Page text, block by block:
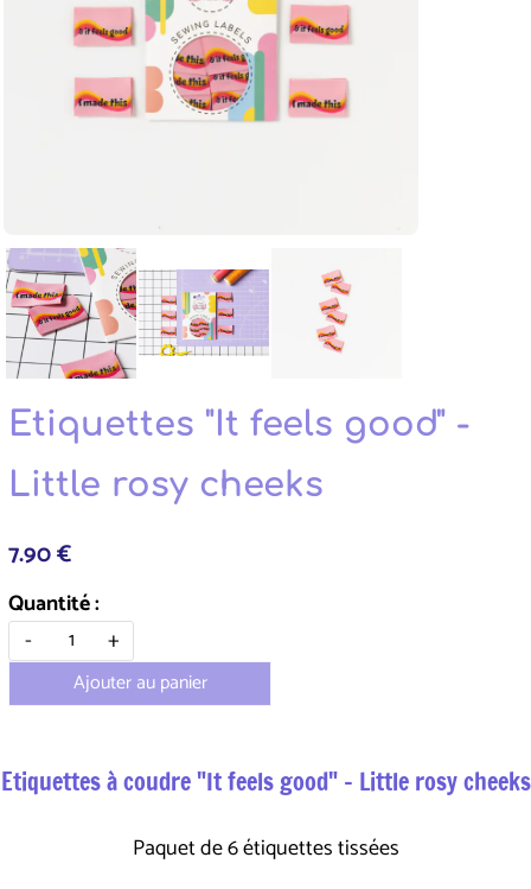
Etiquettes "It feels good" -
Little rosy cheeks
7.90 €
Quantité :
-
+
Ajouter au panier
Etiquettes à coudre "It feels good" - Little rosy cheeks
Paquet de 6 étiquettes tissées